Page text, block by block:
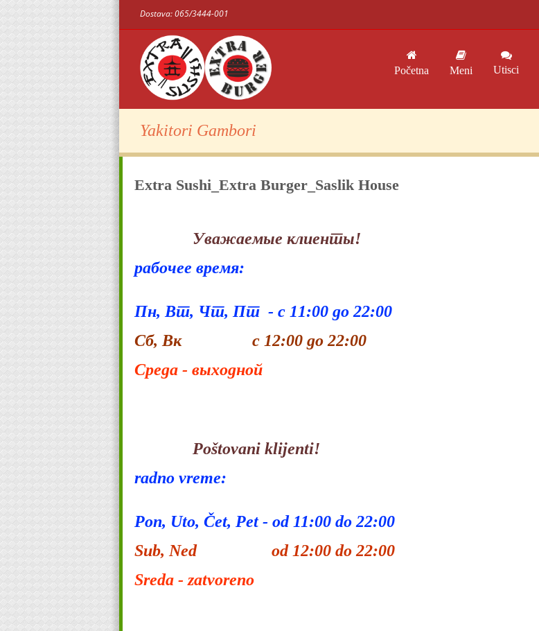
Dostava: 065/3444-001
Početna Meni Utisci
Yakitori Gambori
Extra Sushi_Extra Burger_Saslik House
Уважаемые клиенты!
рабочее время:
Пн, Вт, Чт, Пт - с 11:00 до 22:00
Сб, Вк с 12:00 до 22:00
Среда - выходной
Poštovani klijenti!
radno vreme:
Pon, Uto, Čet, Pet - od 11:00 do 22:00
Sub, Ned od 12:00 do 22:00
Sreda - zatvoreno